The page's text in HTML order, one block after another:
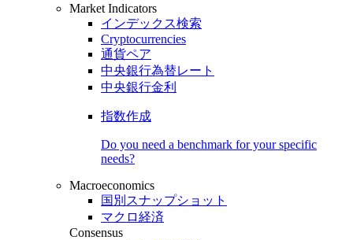
Market Indicators
インデックス検索
Cryptocurrencies
通貨ペア
中央銀行為替レート
中央銀行金利
指数作成
Do you need a benchmark for your specific
needs?
Macroeconomics
国別スナップショット
マクロ経済
Consensus